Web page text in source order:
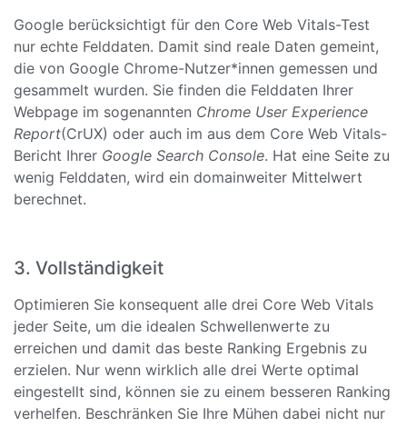
Google berücksichtigt für den Core Web Vitals-Test
nur echte Felddaten. Damit sind reale Daten gemeint,
die von Google Chrome-Nutzer*innen gemessen und
gesammelt wurden. Sie finden die Felddaten Ihrer
Webpage im sogenannten Chrome User Experience
Report(CrUX) oder auch im aus dem Core Web Vitals-
Bericht Ihrer Google Search Console. Hat eine Seite zu
wenig Felddaten, wird ein domainweiter Mittelwert
berechnet.
3. Vollständigkeit
Optimieren Sie konsequent alle drei Core Web Vitals
jeder Seite, um die idealen Schwellenwerte zu
erreichen und damit das beste Ranking Ergebnis zu
erzielen. Nur wenn wirklich alle drei Werte optimal
eingestellt sind, können sie zu einem besseren Ranking
verhelfen. Beschränken Sie Ihre Mühen dabei nicht nur